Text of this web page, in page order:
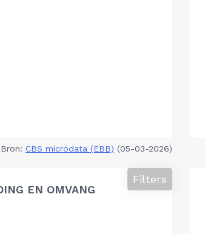
Bron: CBS microdata (EBB) (05-03-2026)
EN OMVANG
Filters